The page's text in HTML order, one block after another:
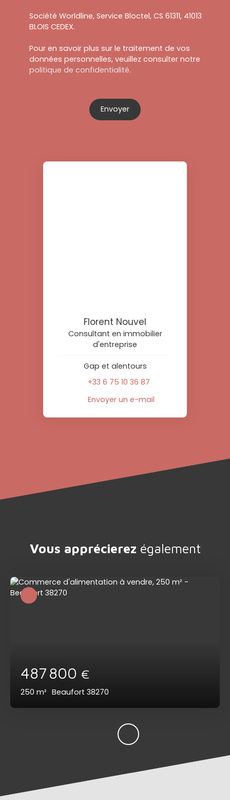
Société Worldline, Service Bloctel, CS 61311, 41013
BLOIS CEDEX.
Pour en savoir plus sur le traitement de vos
données personnelles, veuillez consulter notre
politique de confidentialité.
Envoyer
Florent Nouvel
Consultant en immobilier
d'entreprise
Gap et alentours
+33 6 75 10 36 87
Envoyer un e-mail
Vous apprécierez également
487 800 €
250 m² Beaufort 38270